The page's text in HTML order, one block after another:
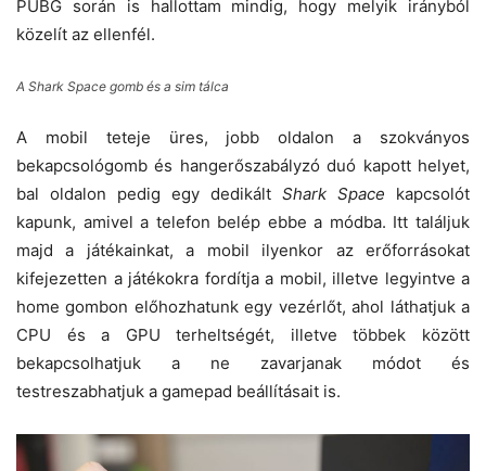
PUBG során is hallottam mindig, hogy melyik irányból
közelít az ellenfél.
A Shark Space gomb és a sim tálca
A mobil teteje üres, jobb oldalon a szokványos
bekapcsológomb és hangerőszabályzó duó kapott helyet,
bal oldalon pedig egy dedikált Shark Space kapcsolót
kapunk, amivel a telefon belép ebbe a módba. Itt találjuk
majd a játékainkat, a mobil ilyenkor az erőforrásokat
kifejezetten a játékokra fordítja a mobil, illetve legyintve a
home gombon előhozhatunk egy vezérlőt, ahol láthatjuk a
CPU és a GPU terheltségét, illetve többek között
bekapcsolhatjuk a ne zavarjanak módot és
testreszabhatjuk a gamepad beállításait is.